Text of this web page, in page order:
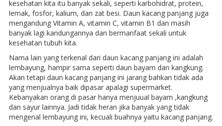
kesehatan kita itu banyak sekali, seperti karbohidrat, protein,
lemak, fosfor, kalium, dan zat besi. Daun kacang panjang juga
mengandung Vitamin A, vitamin C, vitamin B1 dan masih
banyak lagi kandungannya dan bermanfaat sekali untuk
kesehatan tubuh kita.
Nama lain yang terkenal dari daun kacang panjang ini adalah
lembayung, hampir sama seperti daun bayam dan kangkung.
Akan tetapi daun kacang panjang ini jarang bahkan tidak ada
yang menjualnya baik dipasar apalagi supermarket.
Kebanyakan orang di pasar hanya menjuual bayam ,kangkung
dan sayur lainnya. Jadi tidak heran jika banyak yang tidak
mengenal lembayung ini, kecuali buahnya yaitu kacang panjang.